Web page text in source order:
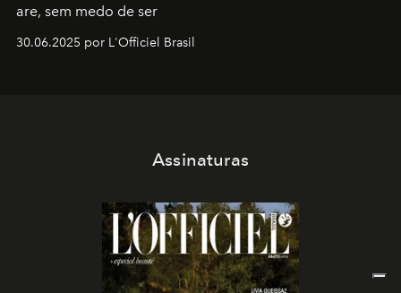
are, sem medo de ser
30.06.2025 por L'Officiel Brasil
Assinaturas